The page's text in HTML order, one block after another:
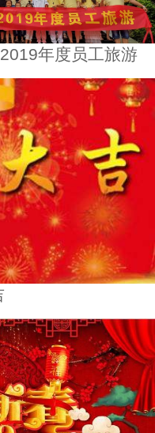
年度员工旅游